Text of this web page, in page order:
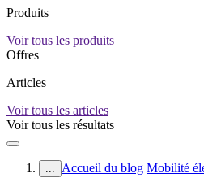
Produits
Voir tous les produits
Offres
Articles
Voir tous les articles
Voir tous les résultats
... Accueil du blog Mobilité